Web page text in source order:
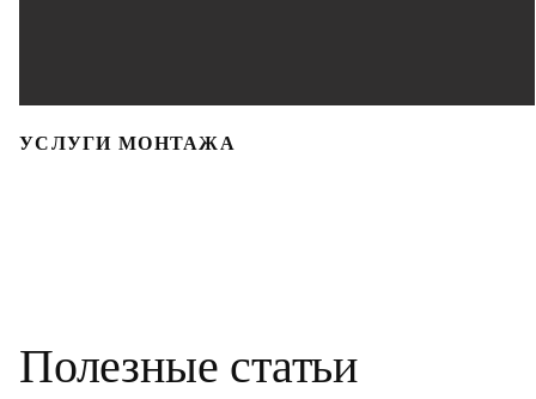
УСЛУГИ МОНТАЖА
Полезные статьи